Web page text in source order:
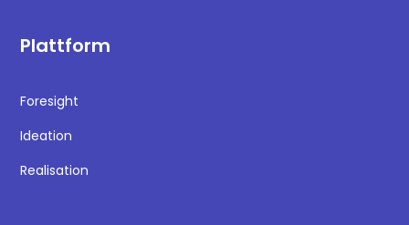
Plattform
Foresight
Ideation
Realisation